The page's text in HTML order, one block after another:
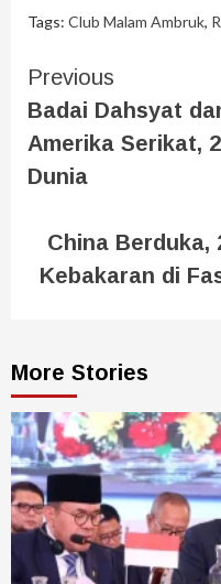
Tags: Club Malam Ambruk,
Previous
Badai Dahsyat
Amerika Serikat,
Dunia
China Berduka,
Kebakaran di
More Stories